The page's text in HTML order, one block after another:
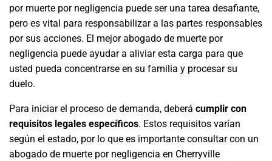
por muerte por negligencia puede ser una tarea desafiante,
pero es vital para responsabilizar a las partes responsables
por sus acciones. El mejor abogado de muerte por
negligencia puede ayudar a aliviar esta carga para que
usted pueda concentrarse en su familia y procesar su
duelo.
Para iniciar el proceso de demanda, deberá cumplir con
requisitos legales específicos. Estos requisitos varían
según el estado, por lo que es importante consultar con un
abogado de muerte por negligencia en Cherryville